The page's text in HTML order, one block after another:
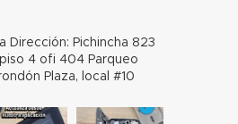
Dirección: Pichincha 823
4 ofi 404 Parqueo
Plaza, local #10